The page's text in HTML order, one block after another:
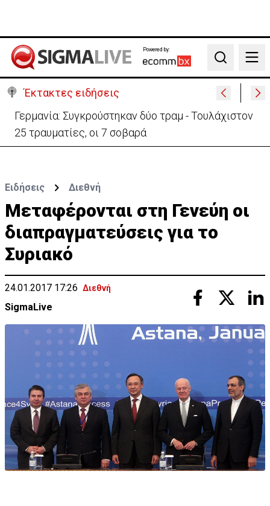
Powered by:
Search
Έκτακτες ειδήσεις
Αυτά είναι τα νέα Διοικητικά Συμβούλια των
Ημικρατικών Οργανισμών
Ειδήσεις Διεθνή
Μεταφέρονται στη Γενεύη οι
διαπραγματεύσεις για το
Συριακό
24.01.2017 17:26 Διεθνή
SigmaLive